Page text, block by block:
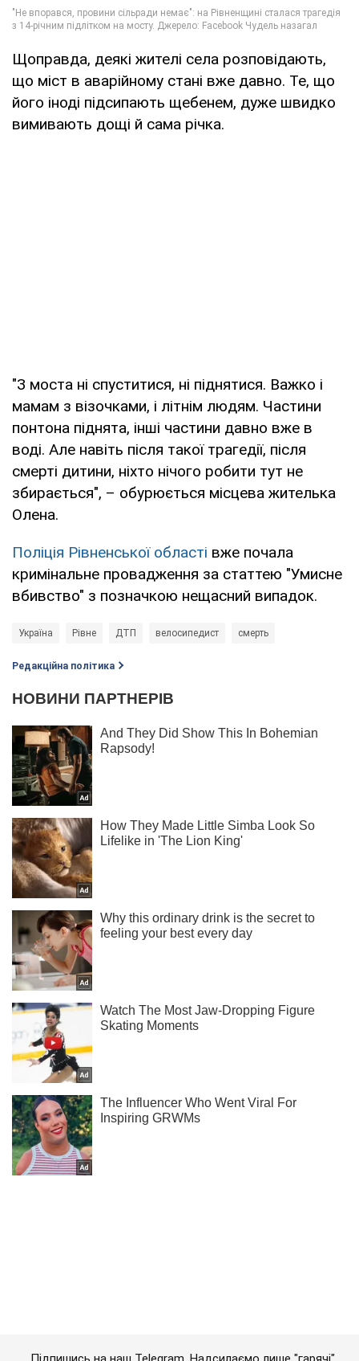
Щоправда, деякі жителі села розповідають,
що міст в аварійному стані вже давно. Те, що
його іноді підсипають щебенем, дуже швидко
вимивають дощі й сама річка.
"З моста ні спуститися, ні піднятися. Важко і
мамам з візочками, і літнім людям. Частини
понтона піднята, інші частини давно вже в
воді. Але навіть після такої трагедії, після
смерті дитини, ніхто нічого робити тут не
збирається", – обурюється місцева жителька
Олена.
Поліція Рівненської області вже почала
кримінальне провадження за статтею "Умисне
вбивство" з позначкою нещасний випадок.
Україна Рівне ДТП велосипедист смерть
Редакційна політика
Важливе